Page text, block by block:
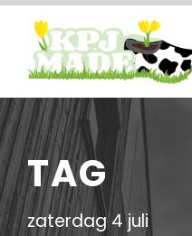
TAG
zaterdag 4 juli